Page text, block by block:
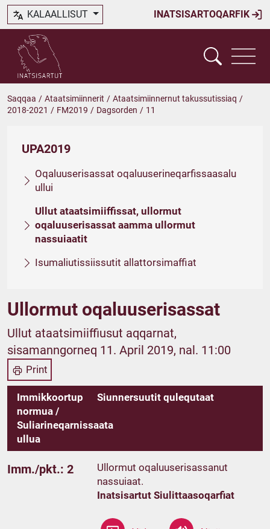
INATSISARTOQARFIK
KALAALLISUT
Saqqaa / Ataatsimiinnerit / Ataatsimiinnernut takussutissiaq /
2018-2021 / FM2019 / Dagsorden / 11
UPA2019
Oqaluuserisassat oqaluuserineqarfissaasalu
ullui
Ullut ataatsimiiffissat, ullormut
oqaluuserisassat aamma ullormut
nassuiaatit
Isumaliutissiissutit allattorsimaffiat
Ullormut oqaluuserisassat
Ullut ataatsimiiffiusut aqqarnat,
sisamanngorneq 11. April 2019, nal. 11:00
Print
Immikkoortup
normua /
Suliarineqarnissaata
ullua
Siunnersuutit qulequtaat
Imm./pkt.: 2
Ullormut oqaluuserisassanut
nassuiaat.
Inatsisartut Siulittaasoqarfiat